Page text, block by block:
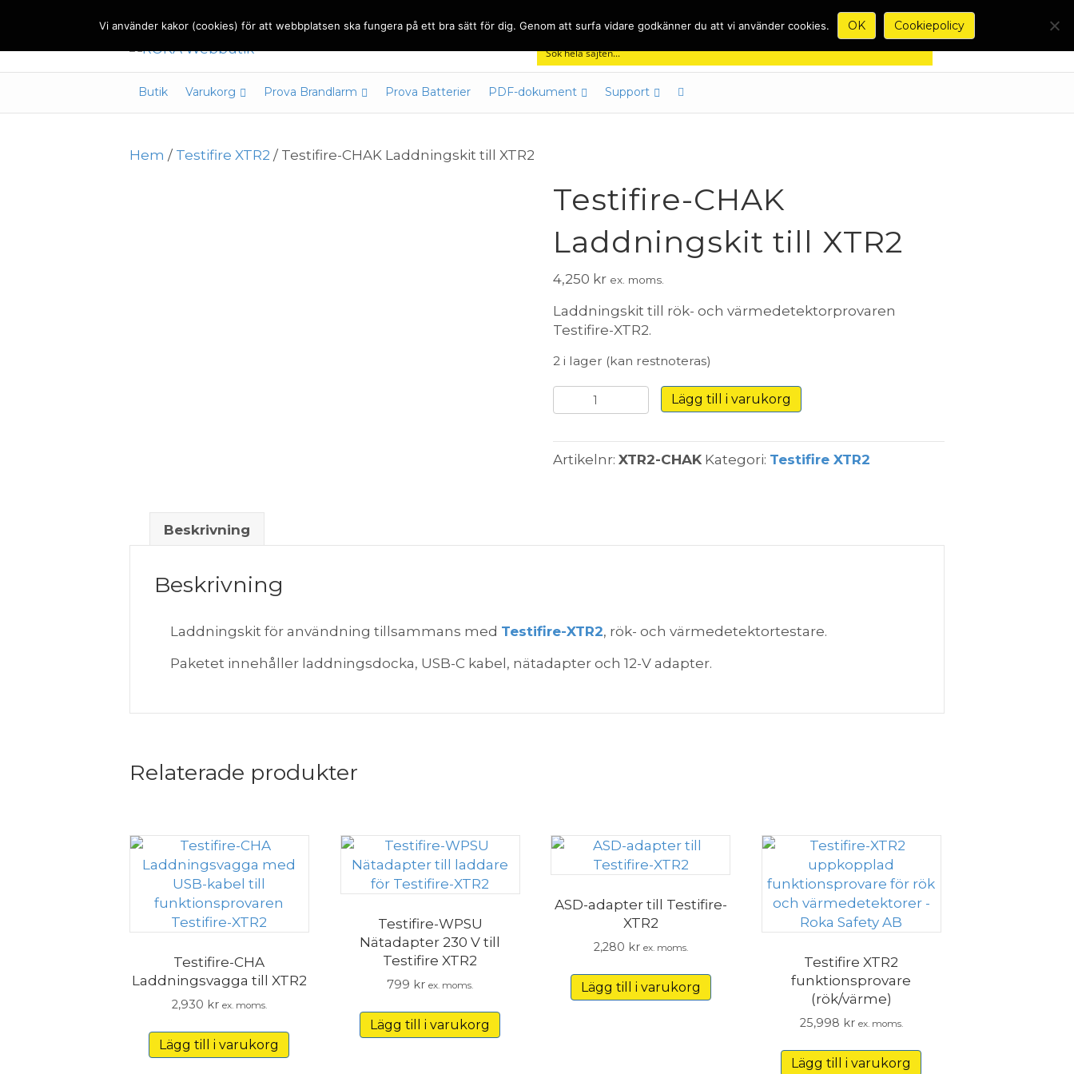
Butik Varukorg Prova Brandlarm Prova Batterier PDF-dokument Support
Hem / Testifire XTR2 / Testifire-CHAK Laddningskit till XTR2
Testifire-CHAK
Laddningskit till XTR2
4,250 kr ex. moms.
Laddningskit till rök- och värmedetektorprovaren
Testifire-XTR2.
2 i lager (kan restnoteras)
Testifire-
CHAK
till
Lägg till i varukorg
Artikelnr:XTR2-CHAK Kategori: Testifire XTR2
Beskrivning
Beskrivning
Laddningskit för användning tillsammans med Testifire-XTR2, rök- och värmedetektortestare.
Paketet innehåller laddningsdocka, USB-C kabel, nätadapter och 12-V adapter.
Relaterade produkter
Testifire-CHA
Laddningsvagga till XTR2
2,930 kr ex. moms.
Lägg till i varukorg
Testifire-WPSU
Nätadapter 230 V till
Testifire XTR2
799 kr ex. moms.
Lägg till i varukorg
ASD-adapter till Testifire-
XTR2
2,280 kr ex. moms.
Lägg till i varukorg
Testifire XTR2
funktionsprovare
(rök/värme)
25,998 kr ex. moms.
Lägg till i varukorg
Vi använder kakor (cookies) för att webbplatsen ska fungera på ett bra sätt för dig. Genom att surfa vidare godkänner du att vi använder cookies. OK Cookiepolicy